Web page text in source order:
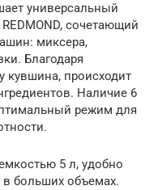
универсальный
сочетающий
миксера,
Благодаря
кувшина, происходит
Наличие 6
режим для
5 л, удобно
в больших объемах.